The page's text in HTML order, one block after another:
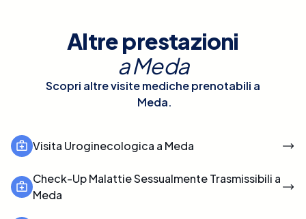
Altre prestazioni
aMeda
Scopri altre visite mediche prenotabili a
Meda.
Visita Uroginecologica a Meda
Check-Up Malattie Sessualmente Trasmissibili a
Meda